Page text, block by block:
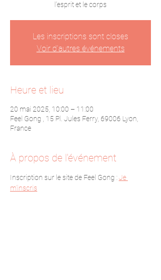
l’esprit et le corps
Les inscriptions sont closes
Voir d'autres événements
Heure et lieu
20 mai 2025, 10:00 – 11:00
Feel Gong , 15 Pl. Jules Ferry, 69006 Lyon,
France
À propos de l'événement
Inscription sur le site de Feel Gong : Je
m'inscris